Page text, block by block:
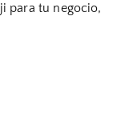
para tu negocio,